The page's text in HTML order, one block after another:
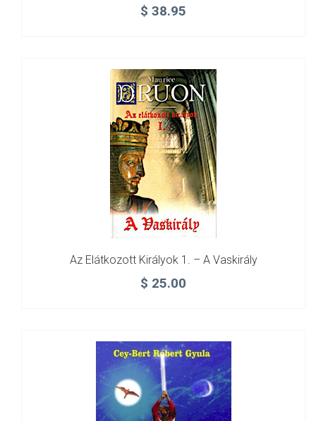
$ 38.95
Az Elátkozott Királyok 1. – A Vaskirály
$ 25.00